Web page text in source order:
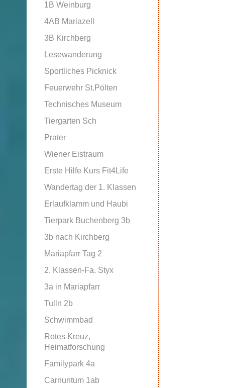
1B Weinburg
4AB Mariazell
3B Kirchberg
Lesewanderung
Sportliches Picknick
Feuerwehr St.Pölten
Technisches Museum
Tiergarten Sch
Prater
Wiener Eistraum
Erste Hilfe Kurs Fit4Life
Wandertag der 1. Klassen
Erlaufklamm und Haubi
Tierpark Buchenberg 3b
3b nach Kirchberg
Mariapfarr Tag 2
2. Klassen-Fa. Styx
3a in Mariapfarr
Tulln 2b
Schwimmbad
Rotes Kreuz,
Heimatforschung
Familypark 4a
Carnuntum 1ab